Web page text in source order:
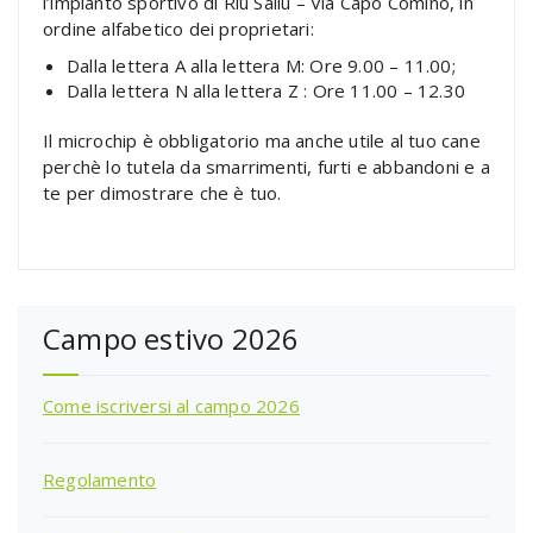
ordine alfabetico dei proprietari:
Dalla lettera A alla lettera M: Ore 9.00 – 11.00;
Dalla lettera N alla lettera Z : Ore 11.00 – 12.30
Il microchip è obbligatorio ma anche utile al tuo cane
perchè lo tutela da smarrimenti, furti e abbandoni e a
te per dimostrare che è tuo.
Campo estivo 2026
Come iscriversi al campo 2026
Regolamento